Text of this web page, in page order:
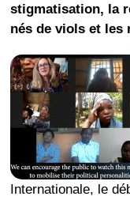
stigmatisation, la
nés de viols et les
Internationale, le